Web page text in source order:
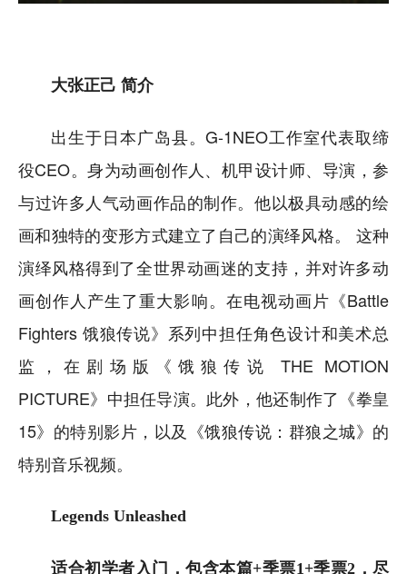
大张正己 简介
出生于日本广岛县。G-1NEO工作室代表取缔
役CEO。身为动画创作人、机甲设计师、导演，参
与过许多人气动画作品的制作。他以极具动感的绘
画和独特的变形方式建立了自己的演绎风格。 这种
演绎风格得到了全世界动画迷的支持，并对许多动
画创作人产生了重大影响。在电视动画片《Battle
Fighters 饿狼传说》系列中担任角色设计和美术总
监，在剧场版《饿狼传说 THE MOTION
PICTURE》中担任导演。此外，他还制作了《拳皇
15》的特别影片，以及《饿狼传说：群狼之城》的
特别音乐视频。
Legends Unleashed
适合初学者入门，包含本篇+季票1+季票2，尽